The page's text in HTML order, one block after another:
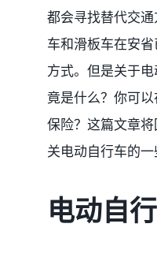
案件简介
客户赞誉
常见问题
都会寻找替代交
车和滑板车在安
方式。但是关于
竟是什么？你可
保险？这篇文章
关电动自行车的一
电动自